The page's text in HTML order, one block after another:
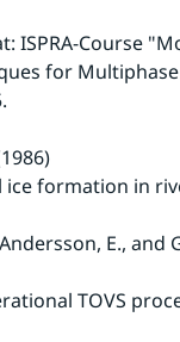
ISPRA-Course
for
formation in
E., and
TOVS